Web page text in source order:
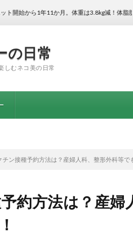
の日常
しむネコ美の日常
ら1年11か月。体重は3.8kg減！体脂肪率は2.3
チン接種予約方法は？産婦人科、整形外科等で
約方法は？産婦